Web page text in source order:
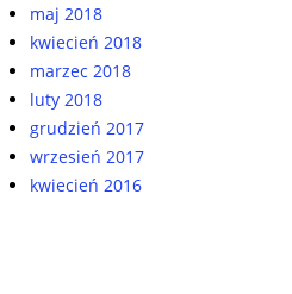
maj 2018
kwiecień 2018
marzec 2018
luty 2018
grudzień 2017
wrzesień 2017
kwiecień 2016